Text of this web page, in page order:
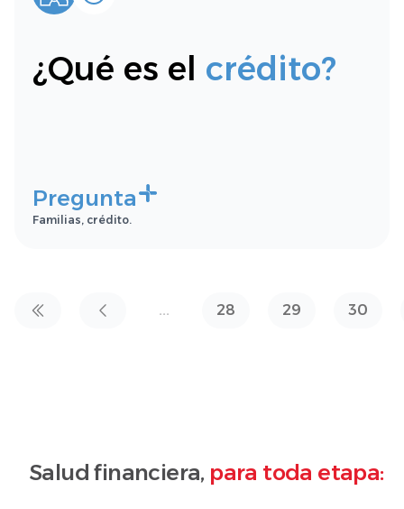
¿Qué es el crédito?
Pregunta
Familias, crédito.
... 28 29 30
Salud financiera, para toda etapa: